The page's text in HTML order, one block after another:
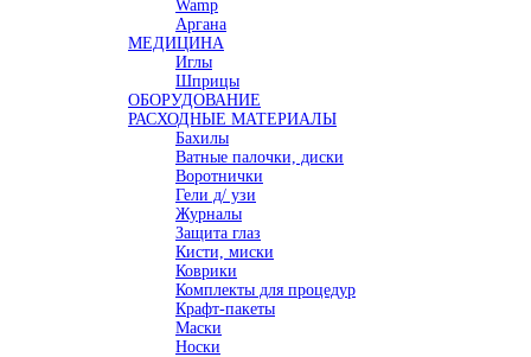
Wamp
Аргана
МЕДИЦИНА
Иглы
Шприцы
ОБОРУДОВАНИЕ
РАСХОДНЫЕ МАТЕРИАЛЫ
Бахилы
Ватные палочки, диски
Воротнички
Гели д/ узи
Журналы
Защита глаз
Кисти, миски
Коврики
Комплекты для процедур
Крафт-пакеты
Маски
Носки